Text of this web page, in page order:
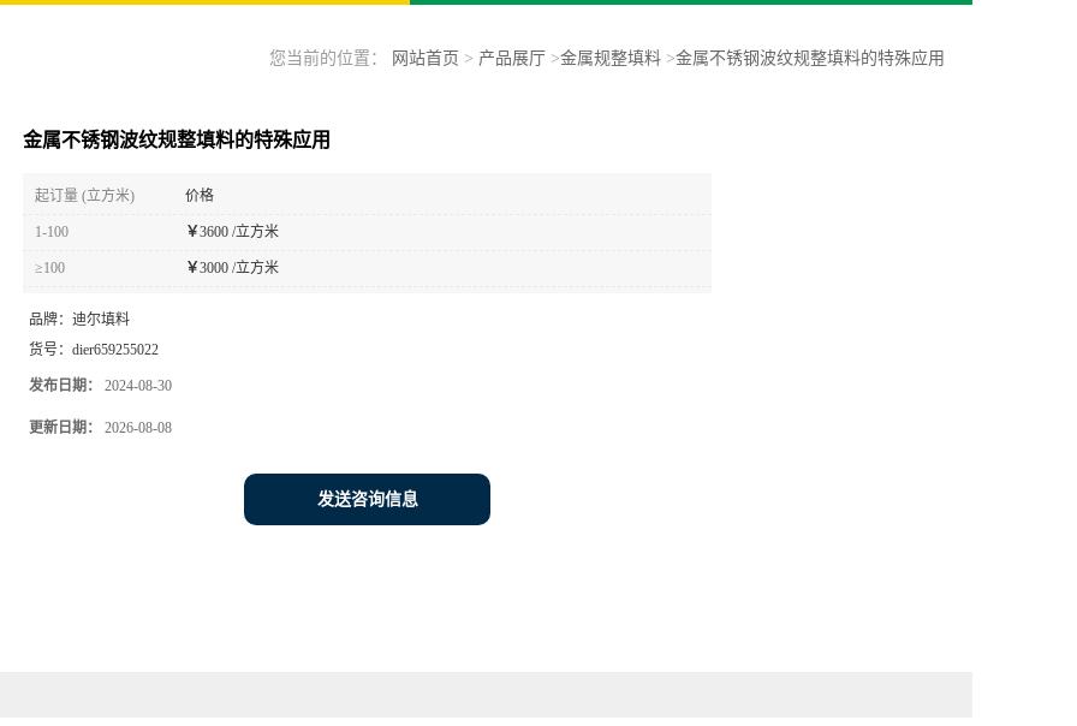
您当前的位置： 网站首页 > 产品展厅 >金属规整填料>金属不锈钢波纹规整填料的特殊应用
金属不锈钢波纹规整填料的特殊应用
起订量 (立方米) 价格
1-100 ￥3600 /立方米
≥100 ￥3000 /立方米
品牌： 迪尔填料
货号： dier659255022
发布日期： 2024-08-30
更新日期： 2026-08-08
发送咨询信息